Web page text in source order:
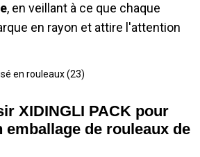
, en veillant à ce que chaque
en rayon et attire l'attention
XIDINGLI PACK pour
emballage de rouleaux de